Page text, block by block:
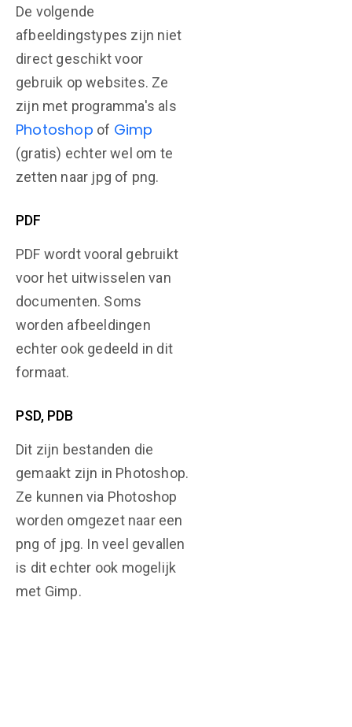
De volgende
afbeeldingstypes zijn niet
direct geschikt voor
gebruik op websites. Ze
zijn met programma's als
Photoshop of Gimp
(gratis) echter wel om te
zetten naar jpg of png.
PDF
PDF wordt vooral gebruikt
voor het uitwisselen van
documenten. Soms
worden afbeeldingen
echter ook gedeeld in dit
formaat.
PSD, PDB
Dit zijn bestanden die
gemaakt zijn in Photoshop.
Ze kunnen via Photoshop
worden omgezet naar een
png of jpg. In veel gevallen
is dit echter ook mogelijk
met Gimp.